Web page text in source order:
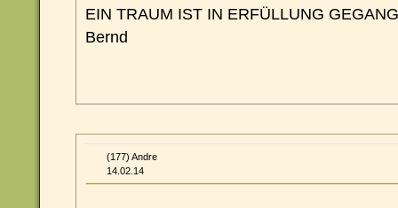
EIN TRAUM IST IN ERFÜLLUNG
Bernd
(177) Andre
14.02.14